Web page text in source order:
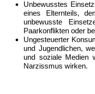
Unbewusstes
eines Elternteils,
unbewusste
Paarkonflikten oder
Ungesteuerter
und Jugendlichen,
und soziale Medien
Narzissmus wirken.